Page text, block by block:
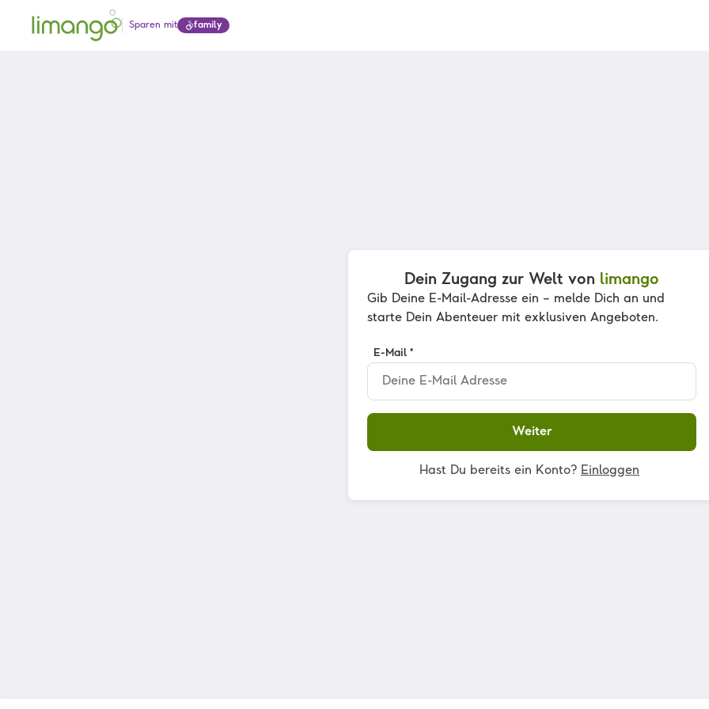
Sparen mit
family
Dein Zugang zur Welt von limango
Gib Deine E-Mail-Adresse ein – melde Dich an und
starte Dein Abenteuer mit exklusiven Angeboten.
E-Mail *
Weiter
Hast Du bereits ein Konto? Einloggen